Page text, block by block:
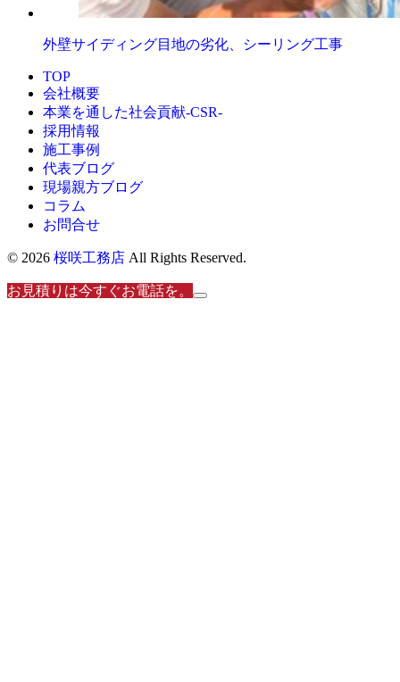
外壁サイディング目地の劣化、シーリング工事
TOP
会社概要
本業を通した社会貢献-CSR-
採用情報
施工事例
代表ブログ
現場親方ブログ
コラム
お問合せ
© 2026 桜咲工務店 All Rights Reserved.
お見積りは今すぐお電話を。